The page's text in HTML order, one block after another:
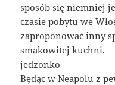
sposób się niemniej
czasie pobytu we
zaproponować inny
smakowitej kuchni.
jedzonko
Będąc w Neapolu z